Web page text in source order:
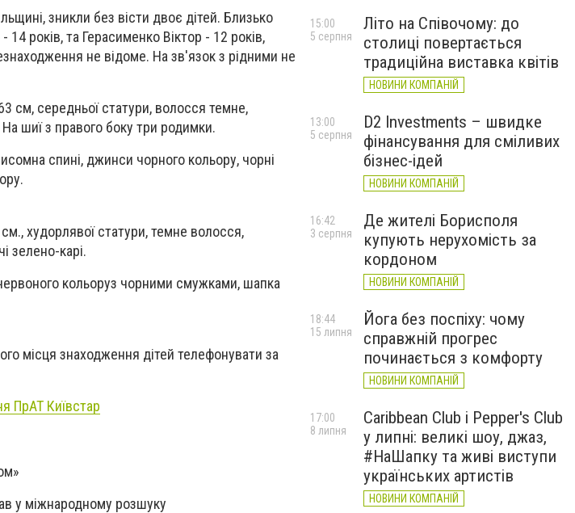
зникли без вісти двоє дітей. Близько
років, та Герасименко Віктор - 12 років,
не відоме. На зв'язок з рідними не
см, середньої статури, волосся темне,
шиї з правого боку три родимки.
спині, джинси чорного кольору, чорні
худорлявої статури, темне волосся,
зелено-карі.
кольоруз чорними смужками, шапка
місця знаходження дітей телефонувати за
ПрАТ Київстар
у міжнародному розшуку
Літо на Співочому: до
столиці повертається
традиційна виставка квітів
НОВИНИ КОМПАНІЙ
15:00
5 серпня
D2 Investments – швидке
фінансування для сміливих
бізнес-ідей
НОВИНИ КОМПАНІЙ
13:00
5 серпня
Де жителі Борисполя
купують нерухомість за
кордоном
НОВИНИ КОМПАНІЙ
16:42
3 серпня
Йога без поспіху: чому
справжній прогрес
починається з комфорту
НОВИНИ КОМПАНІЙ
18:44
15 липня
Caribbean Club і Pepper's Club
у липні: великі шоу, джаз,
#НаШапку та живі виступи
українських артистів
НОВИНИ КОМПАНІЙ
17:00
8 липня